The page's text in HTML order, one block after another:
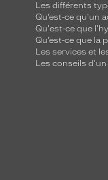
Les différents
Qu’est-ce qu'un
Qu'est-ce que
Qu’est-ce que la
Les services et
Les conseils